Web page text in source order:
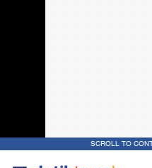
SCROLL TO